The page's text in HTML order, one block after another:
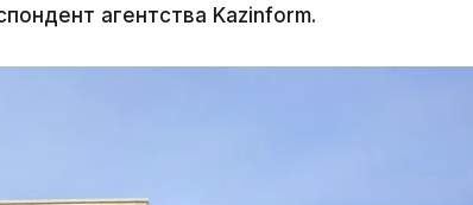
агентства Kazinform.